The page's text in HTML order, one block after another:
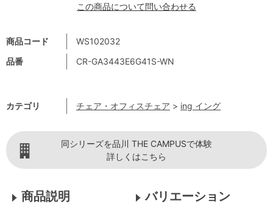
商品コード
WS102032
品番
CR-GA3443E6G41S-WN
カテゴリ チェア・オフィスチェア > ing イング
この商品について問い合わせる
同シリーズを品川 THE CAMPUSで体験
詳しくはこちら
商品説明 バリエーション